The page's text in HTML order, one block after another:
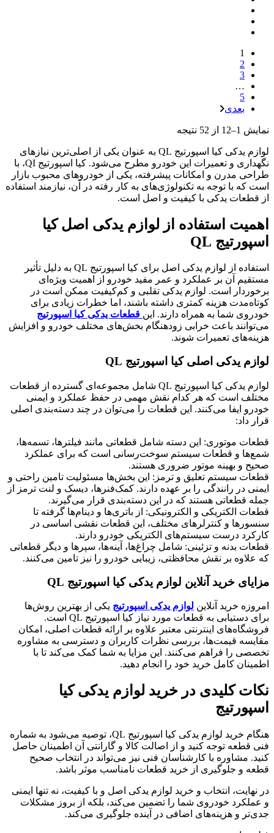
1
2
3
…
5
بعدی
نمایش 1–12 از 52 نتیجه
لوازم یدکی کیا اسپورتیج QL به عنوان یکی از اصلی‌ترین نیازهای
نگهداری و تعمیرات این خودرو مطرح می‌شود. کیا اسپورتیج QI، با
طراحی مدرن و امکانات پیشرفته، یکی از خودروهای محبوب بازار
است که با توجه به تکنولوژی‌های به کار رفته در آن، نیازمند استفاده
از قطعات یدکی با کیفیت و اصل است.
اهمیت استفاده از لوازم یدکی اصل کیا
اسپورتیج QL
استفاده از لوازم یدکی اصل برای کیا اسپورتیج QL به دلیل تأثیر
مستقیم آن بر عملکرد و عمر مفید خودرو از اهمیت ویژه‌ای
برخوردار است. لوازم یدکی تقلبی و کم‌کیفیت ممکن است در
کوتاه‌مدت هزینه کمتری داشته باشند، اما خطرات زیادی برای
خودروی شما به همراه دارند. این قطعات یدکی کیا اسپورتیج
می‌توانند باعث خرابی زودهنگام بخش‌های مختلف خودرو و افزایش
هزینه‌های تعمیرات شوند.
لوازم یدکی اصلی کیا اسپورتیج QL
لوازم یدکی کیا اسپورتیج QL شامل مجموعه‌ای گسترده از قطعات
مختلف است که هر کدام نقش مهمی در حفظ عملکرد و ایمنی
خودرو ایفا می‌کنند. این قطعات را می‌توان در چند دسته‌بندی اصلی
قرار داد:
قطعات موتوری: این دسته شامل قطعاتی مانند فیلترها، تسمه‌ها،
شمع‌ها و قطعات سیستم سوخت‌رسانی است که برای عملکرد
صحیح و بهینه موتور ضروری هستند.
قطعات سیستم تعلیق و ترمز: این بخش‌ها مسئولیت تامین راحتی و
ایمنی در رانندگی را بر عهده دارند. کمک‌فنرها، دیسک و لنت ترمز از
جمله قطعاتی هستند که در این دسته‌بندی قرار می‌گیرند.
قطعات الکتریکی و الکترونیکی: از باتری‌ها و دینام‌ها گرفته تا
سنسورها و کنترلرهای مختلف، این قطعات نقشی اساسی در
کارکرد درست سیستم‌های الکتریکی خودرو دارند.
قطعات بدنه و تزئینی: شامل چراغ‌ها، آینه‌ها، سپرها و دیگر قطعاتی
که علاوه بر نقش محافظتی، زیبایی خودرو را نیز تامین می‌کنند.
مزایای خرید آنلاین لوازم یدکی کیا اسپورتیج QL
امروزه خرید آنلاین لوازم یدکی اسپورتیج یکی از بهترین روش‌ها
برای دستیابی به قطعات مورد نیاز کیا اسپورتیج QL است.
فروشگاه‌های اینترنتی معتبر علاوه بر ارائه قطعات اصلی، امکان
مقایسه قیمت‌ها، بررسی نظرات کاربران و دسترسی به مشاوره
تخصصی را فراهم می‌کنند. این مزایا به شما کمک می‌کند تا با
اطمینان کامل خرید خود را انجام دهید.
نکات کلیدی در خرید لوازم یدکی کیا
اسپورتیج
هنگام خرید لوازم یدکی کیا اسپورتیج QL، توصیه می‌شود به شماره
فنی قطعه توجه کنید و از اصالت کالا و گارانتی آن اطمینان حاصل
کنید. مشاوره با کارشناسان فنی نیز می‌تواند در انتخاب صحیح
قطعه و جلوگیری از خرید قطعات نامناسب موثر باشد.
در نهایت، انتخاب و خرید لوازم یدکی اصل و با کیفیت، نه تنها ایمنی
و عملکرد خودروی شما را تضمین می‌کند، بلکه از بروز مشکلات
جدی‌تر و هزینه‌های اضافی در آینده جلوگیری می‌کند.